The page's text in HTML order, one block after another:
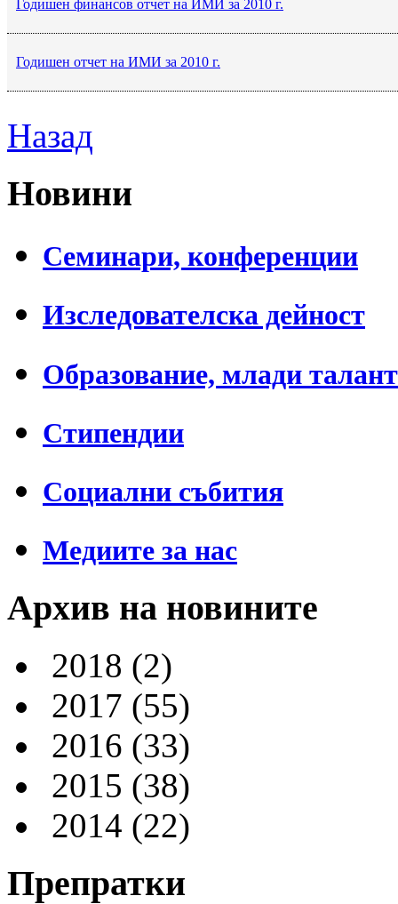
Годишен финансов отчет на ИМИ за 2010 г.
Годишен отчет на ИМИ за 2010 г.
Назад
Новини
Семинари, конференции
Изследователска дейност
Образование, млади
Стипендии
Социални събития
Медиите за нас
Архив на новините
2018 (2)
2017 (55)
2016 (33)
2015 (38)
2014 (22)
Препратки